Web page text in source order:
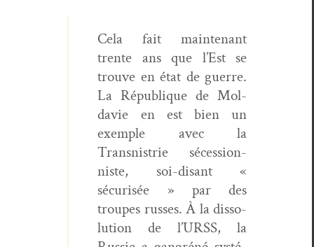
Cela fait main­tenant
trente ans que l’Est se
trou­ve en état de guerre.
La République de Mol­
davie en est bien un
exem­ple avec la
Transnistrie séces­sion­
niste, soi-dis­ant «
sécurisée » par des
troupes russ­es. À la dis­so­
lu­tion de l’URSS, la